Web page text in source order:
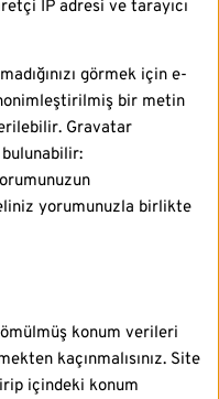
IP adresi ve tarayıcı
görmek için e-
bir metin
Gravatar
yorumunuzla birlikte
konum verileri
kaçınmalısınız. Site
içindeki konum